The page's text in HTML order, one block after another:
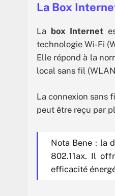
La Box
La box Internet
technologie Wi-Fi
Elle répond à la
local sans fil
La connexion sans
peut être reçu par
Nota Bene : la
802.11ax. Il
efficacité